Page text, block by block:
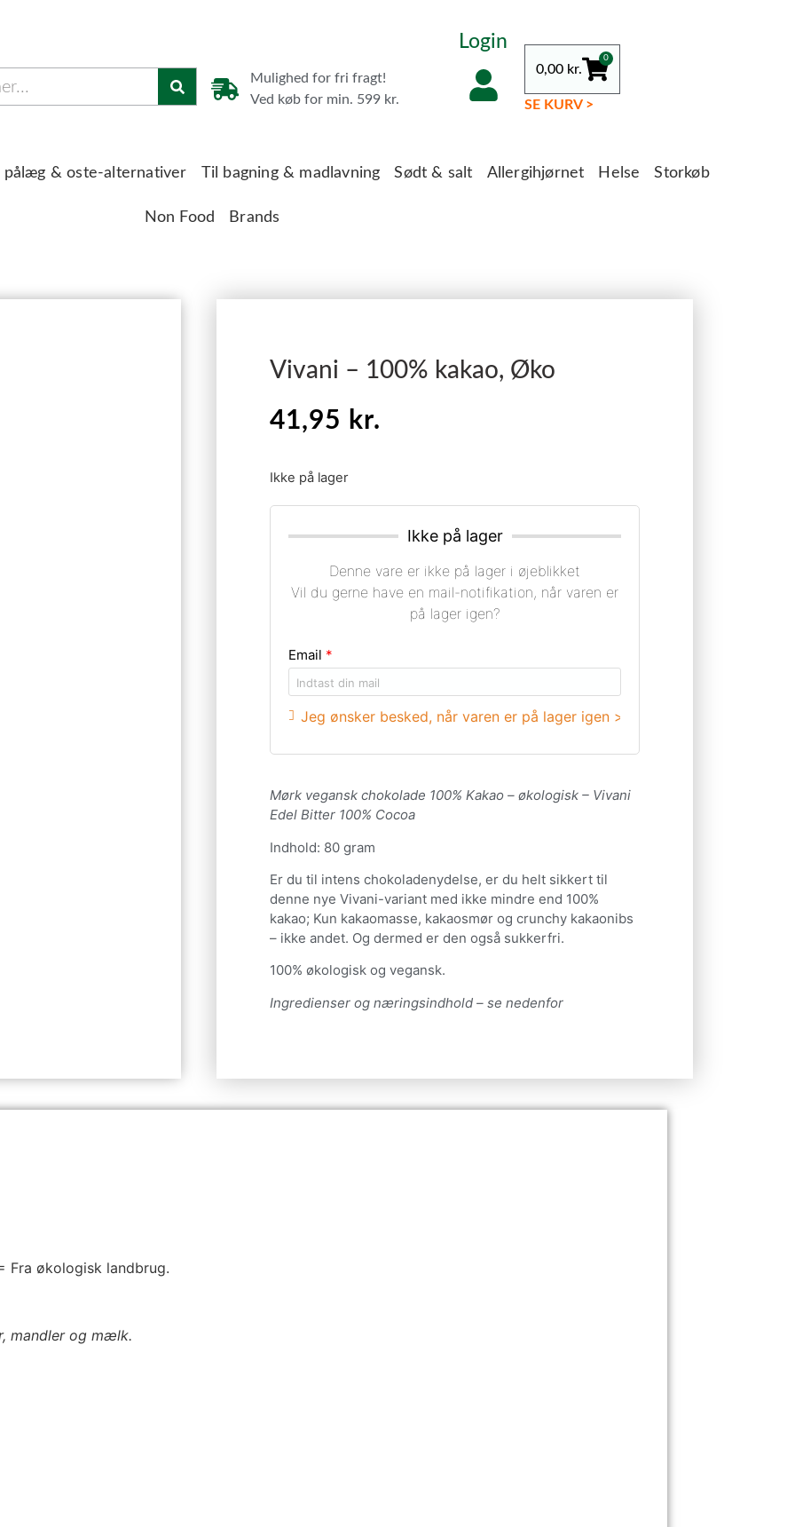
Mulighed for fri fragt!
Ved køb for min. 599 kr.
Login
0,00 kr.
0
SE KURV >
pålæg & oste-alternativer Til bagning & madlavning Sødt & salt Allergihjørnet Helse Storkøb
Non Food Brands
Vivani – 100% kakao, Øko
41,95 kr.
Ikke på lager
Ikke på lager
Denne vare er ikke på lager i øjeblikket
Vil du gerne have en mail-notifikation, når varen er
på lager igen?
Email *
Jeg ønsker besked, når varen er på lager igen >
Mørk vegansk chokolade 100% Kakao – økologisk – Vivani
Edel Bitter 100% Cocoa
Indhold: 80 gram
Er du til intens chokoladenydelse, er du helt sikkert til
denne nye Vivani-variant med ikke mindre end 100%
kakao; Kun kakaomasse, kakaosmør og crunchy kakaonibs
– ikke andet. Og dermed er den også sukkerfri.
100% økologisk og vegansk.
Ingredienser og næringsindhold – se nedenfor
Fra økologisk landbrug.
mandler og mælk.